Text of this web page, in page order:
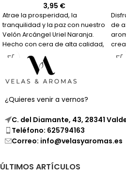
3,95 €
Atrae la prosperidad, la
tranquilidad y la paz con nuestro
Velón Arcángel Uriel Naranja.
Hecho con cera de alta calidad,
es perfecto para tus peticiones
más importantes.
de
¿Quieres venir a vernos?
C. del Diamante, 43, 28341
Teléfono: 625794163
Correo: info@velasyaromas.es
ÚLTIMOS ARTÍCULOS